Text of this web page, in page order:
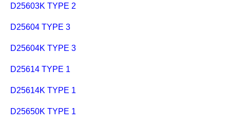
D25603K TYPE 2
D25604 TYPE 3
D25604K TYPE 3
D25614 TYPE 1
D25614K TYPE 1
D25650K TYPE 1